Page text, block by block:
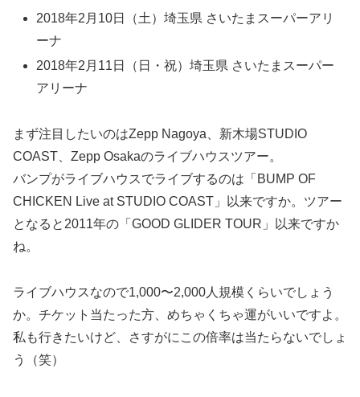
2018年2月10日（土）埼玉県 さいたまスーパーアリ
ーナ
2018年2月11日（日・祝）埼玉県 さいたまスーパー
アリーナ
まず注目したいのはZepp Nagoya、新木場STUDIO
COAST、Zepp Osakaのライブハウスツアー。
バンプがライブハウスでライブするのは「BUMP OF
CHICKEN Live at STUDIO COAST」以来ですか。ツアー
となると2011年の「GOOD GLIDER TOUR」以来ですか
ね。
ライブハウスなので1,000〜2,000人規模くらいでしょう
か。チケット当たった方、めちゃくちゃ運がいいですよ。
私も行きたいけど、さすがにこの倍率は当たらないでしょ
う（笑）